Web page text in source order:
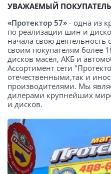
УВАЖАЕМЫЙ
«Протектор 57» - одна из
по реализации шин и
начала свою деятельность
своим покупателям более
дисков масел, АКБ и
Ассортимент сети
отечественными,так и
производителями. Мы
дилерами крупнейших
и дисков.